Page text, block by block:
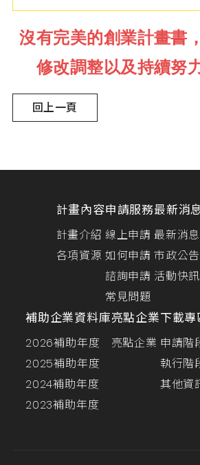
沒有完美的創業計畫書
修改調整以及持續努
回上一頁
計畫內容
計畫介紹
各項資源
申請服務
線上申請
如何申請
諮詢申請
常見問題
最新消
最新消息
市政公告
活動快訊
補助企業資料庫
2026補助年度
2025補助年度
2024補助年度
2023補助年度
亮點企業
亮點企業
下載專
申請階
執行階
其他資